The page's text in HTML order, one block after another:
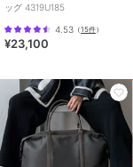
原産国
ッグ 4319U185
4.53 （15件）
¥23,100